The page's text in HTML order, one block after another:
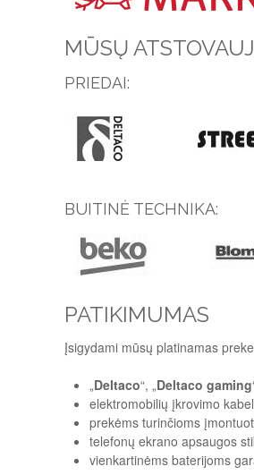
MŪSŲ
PRIEDAI:
BUITINĖ TECHNIKA:
PATIKIMUMAS
Įsigydami mūsų platinamas
„Deltaco“, „Deltaco gaming
elektromobilių įkrovimo
prekėms turinčioms
telefonų ekrano apsaugos
vienkartinėms baterijoms